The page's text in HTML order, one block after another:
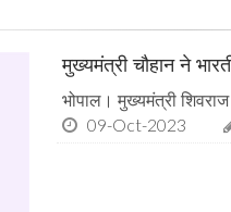
मुख्यमंत्री चौहान ने
भोपाल। मुख्यमंत्री
09-Oct-2023